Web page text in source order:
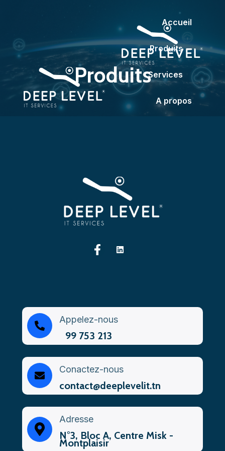
Accueil
Produits
Services
A propos
Produits
Appelez-nous
99 753 213
Conactez-nous
contact@deeplevelit.tn
Adresse
N°3, Bloc A, Centre Misk -
Montplaisir